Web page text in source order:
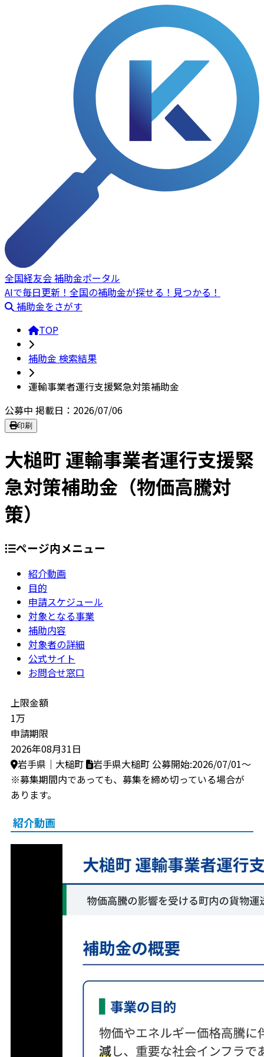
全国経友会 補助金ポータル
AIで毎日更新！全国の補助金が探せる！見つかる！
補助金をさがす
TOP
補助金 検索結果
運輸事業者運行支援緊急対策補助金
公募中 掲載日：2026/07/06
印刷
大槌町 運輸事業者運行支援緊
急対策補助金（物価高騰対
策）
ページ内メニュー
紹介動画
目的
申請スケジュール
対象となる事業
補助内容
対象者の詳細
公式サイト
お問合せ窓口
上限金額
1万
申請期限
2026年08月31日
岩手県｜大槌町
岩手県大槌町 公募開始:2026/07/01～
※募集期間内であっても、募集を締め切っている場合が
あります。
紹介動画